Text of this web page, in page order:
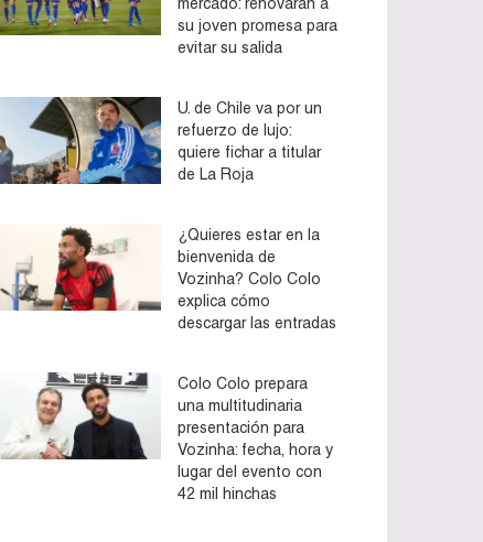
su joven promesa para
evitar su salida
U. de Chile va por un
refuerzo de lujo:
quiere fichar a titular
de La Roja
¿Quieres estar en la
bienvenida de
Vozinha? Colo Colo
explica cómo
descargar las entradas
Colo Colo prepara
una multitudinaria
presentación para
Vozinha: fecha, hora y
lugar del evento con
42 mil hinchas